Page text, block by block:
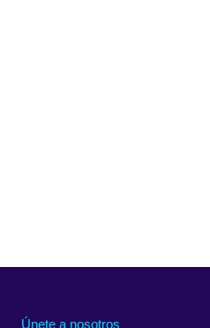
Únete a nosotros